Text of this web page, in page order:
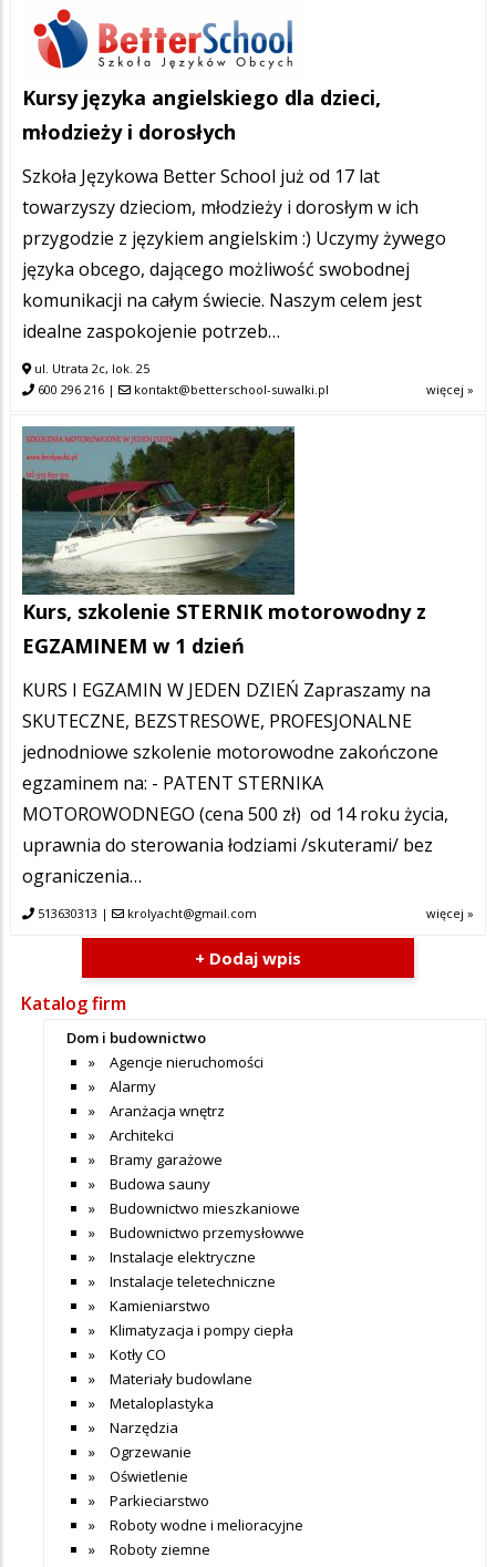
Kursy języka angielskiego dla dzieci,
młodzieży i dorosłych
Szkoła Językowa Better School już od 17 lat
towarzyszy dzieciom, młodzieży i dorosłym w ich
przygodzie z językiem angielskim :) Uczymy żywego
języka obcego, dającego możliwość swobodnej
komunikacji na całym świecie. Naszym celem jest
idealne zaspokojenie potrzeb…
ul. Utrata 2c, lok. 25
600 296 216 | kontakt@betterschool-suwalki.pl więcej »
Kurs, szkolenie STERNIK motorowodny z
EGZAMINEM w 1 dzień
KURS I EGZAMIN W JEDEN DZIEŃ Zapraszamy na
SKUTECZNE, BEZSTRESOWE, PROFESJONALNE
jednodniowe szkolenie motorowodne zakończone
egzaminem na: - PATENT STERNIKA
MOTOROWODNEGO (cena 500 zł) od 14 roku życia,
uprawnia do sterowania łodziami /skuterami/ bez
ograniczenia…
513630313 | krolyacht@gmail.com więcej »
+ Dodaj wpis
Katalog firm
Dom i budownictwo
Agencje nieruchomości
Alarmy
Aranżacja wnętrz
Architekci
Bramy garażowe
Budowa sauny
Budownictwo mieszkaniowe
Budownictwo przemysłowwe
Instalacje elektryczne
Instalacje teletechniczne
Kamieniarstwo
Klimatyzacja i pompy ciepła
Kotły CO
Materiały budowlane
Metaloplastyka
Narzędzia
Ogrzewanie
Oświetlenie
Parkieciarstwo
Roboty wodne i melioracyjne
Roboty ziemne